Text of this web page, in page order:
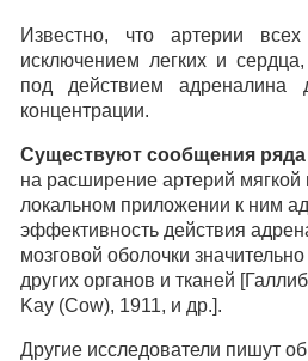
Известно, что артерии
исключением легких и
под действием адреналина
концентрации.
Существуют сообщения ряда
на расширение артерий мягкой
локальном приложении к ним
эффективность действия
мозговой оболочки
других органов и тканей
Kay (Cow), 1911, и др.].
Другие исследователи пишут